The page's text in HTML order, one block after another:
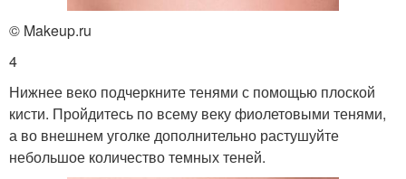
© Makeup.ru
4
Нижнее веко подчеркните тенями с помощью плоской
кисти. Пройдитесь по всему веку фиолетовыми тенями,
а во внешнем уголке дополнительно растушуйте
небольшое количество темных теней.